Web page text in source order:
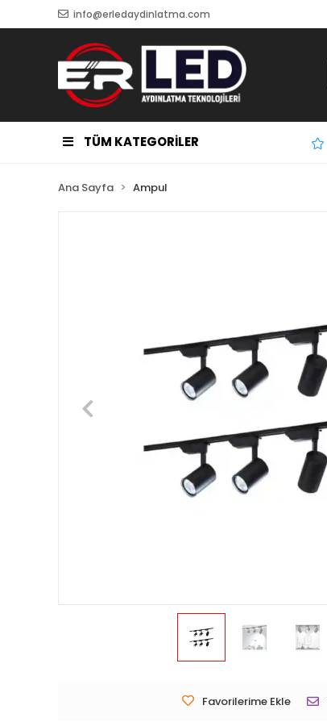
info@erledaydinlatma.com
TÜM KATEGORİLER
Ana Sayfa Ampul
Favorilerime Ekle